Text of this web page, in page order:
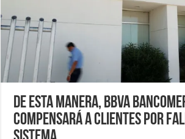
De esta manera, BBVA
compensará a clientes por